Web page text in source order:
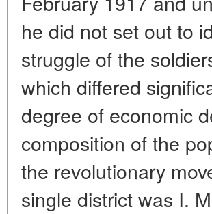
he did not set out to
struggle of the
which differed
degree of economic
composition of the
the revolutionary
single district was I.